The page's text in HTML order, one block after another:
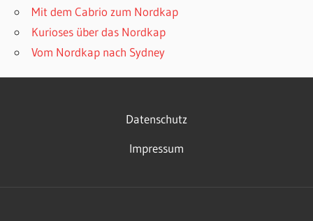
Mit dem Cabrio zum Nordkap
Kurioses über das Nordkap
Vom Nordkap nach Sydney
Datenschutz
Impressum